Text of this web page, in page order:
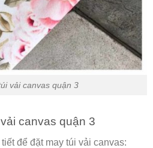
vải canvas quận 3
canvas quận 3
để đặt may túi vải canvas: